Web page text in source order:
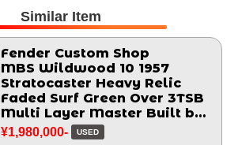
Similar Item
Fender Custom Shop
MBS Wildwood 10 1957
Stratocaster Heavy Relic
Faded Surf Green Over 3TSB
Multi Layer Master Built by
John Cruz 2014
¥1,980,000- USED